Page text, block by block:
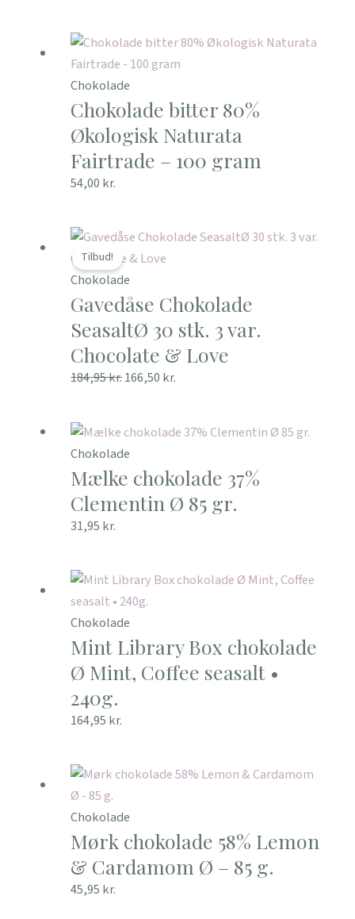
Chokolade
Chokolade bitter 80%
Økologisk Naturata
Fairtrade – 100 gram
54,00 kr.
Tilbud!
Chokolade
Gavedåse Chokolade
SeasaltØ 30 stk. 3 var.
Chocolate & Love
184,95kr.
Den
oprindelige
pris
var:
184,95 kr..
166,50 kr.
Den
er:
166,50 kr..
Chokolade
Mælke chokolade 37%
Clementin Ø 85 gr.
31,95 kr.
Chokolade
Mint Library Box chokolade
Ø Mint, Coffee seasalt •
240g.
164,95 kr.
Chokolade
Mørk chokolade 58% Lemon
& Cardamom Ø – 85 g.
45,95 kr.